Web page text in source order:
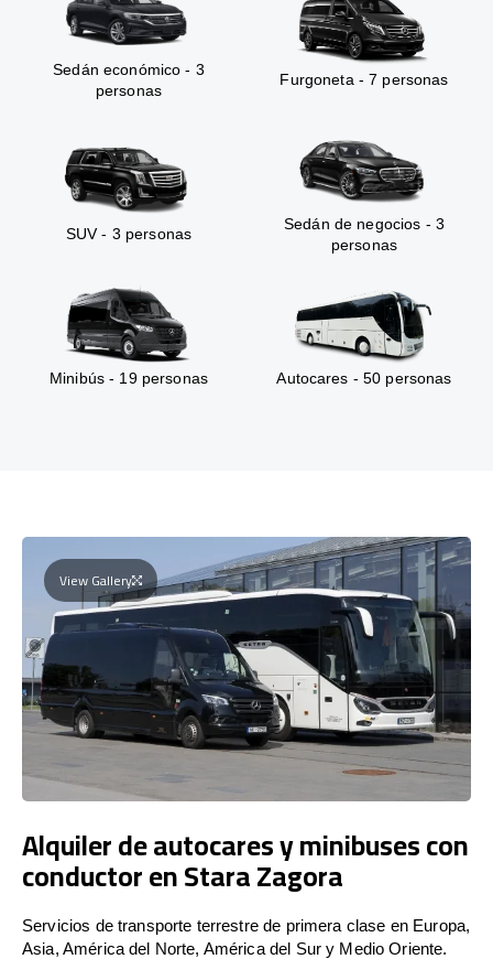
Sedán económico - 3
personas
Furgoneta - 7 personas
SUV - 3 personas
Sedán de negocios - 3
personas
Minibús - 19 personas Autocares - 50 personas
View Gallery
Alquiler de autocares y minibuses con
conductor en Stara Zagora
Servicios de transporte terrestre de primera clase en Europa,
Asia, América del Norte, América del Sur y Medio Oriente.